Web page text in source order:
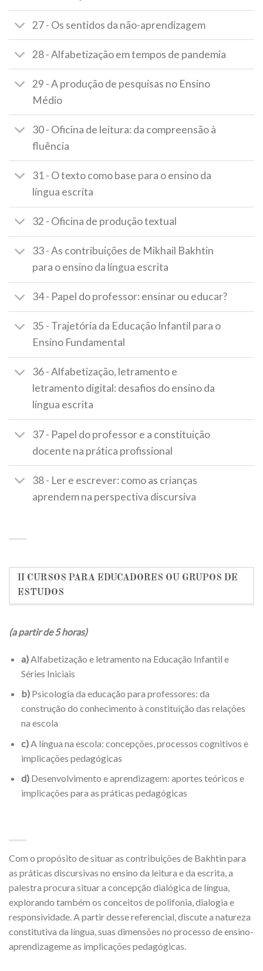
27 - Os sentidos da não-aprendizagem
28 - Alfabetização em tempos de pandemia
29 - A produção de pesquisas no Ensino
Médio
30 - Oficina de leitura: da compreensão à
fluência
31 - O texto como base para o ensino da
língua escrita
32 - Oficina de produção textual
33 - As contribuições de Mikhail Bakhtin
para o ensino da língua escrita
34 - Papel do professor: ensinar ou educar?
35 - Trajetória da Educação Infantil para o
Ensino Fundamental
36 - Alfabetização, letramento e
letramento digital: desafios do ensino da
língua escrita
37 - Papel do professor e a constituição
docente na prática profissional
38 - Ler e escrever: como as crianças
aprendem na perspectiva discursiva
II CURSOS PARA EDUCADORES OU GRUPOS DE
ESTUDOS
(a partir de 5 horas)
a) Alfabetização e letramento na Educação Infantil e
Séries Iniciais
b)Psicologia da educação para professores: da
construção do conhecimento à constituição das relações
na escola
c)A língua na escola: concepções, processos cognitivos e
implicações pedagógicas
d)Desenvolvimento e aprendizagem: aportes teóricos e
implicações para as práticas pedagógicas
Com o propósito de situar as contribuições de Bakhtin para
as práticas discursivas no ensino da leitura e da escrita, a
palestra procura situar a concepção dialógica de língua,
explorando também os conceitos de polifonia, dialogia e
responsividade. A partir desse referencial, discute a natureza
constitutiva da língua, suas dimensões no processo de ensino-
aprendizageme as implicações pedagógicas.